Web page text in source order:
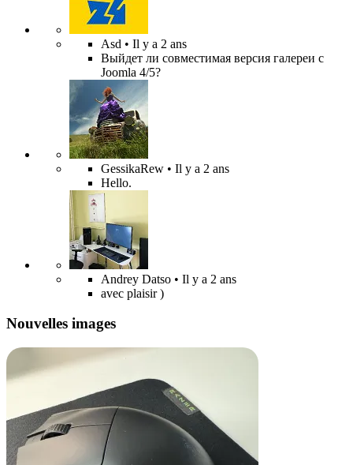
Asd • Il y a 2 ans
Выйдет ли совместимая версия галереи с
Joomla 4/5?
GessikaRew • Il y a 2 ans
Hello.
Andrey Datso • Il y a 2 ans
avec plaisir )
Nouvelles images